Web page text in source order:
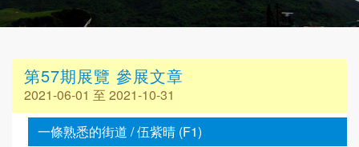
第57期展覽 參展文章
2021-06-01 至 2021-10-31
一條熟悉的街道 / 伍紫晴 (F1)